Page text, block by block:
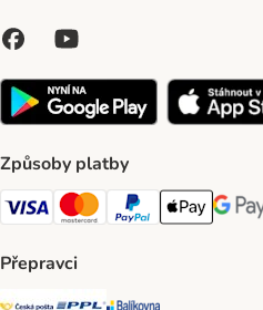
Způsoby platby
Visa Payment Method
Mastercard Payment Method
PayPal Payment
Apple pay
Přepravci
Česká pošta Shipping Method
PPL Shipping Method
Balíkovna